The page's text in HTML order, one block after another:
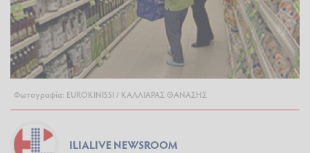
Φωτογραφία: EUROKINISSI / ΚΑΛΛΙΑΡΑΣ ΘΑΝΑΣΗΣ
ILIALIVE NEWSROOM